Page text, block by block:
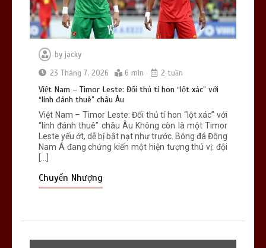
by jacky
23 Tháng 7, 2026
6 min 2 tuần
Việt Nam – Timor Leste: Đối thủ tí hon “lột xác” với
“lính đánh thuê” châu Âu
Việt Nam – Timor Leste: Đối thủ tí hon “lột xác” với
“lính đánh thuê” châu Âu Không còn là một Timor
Leste yếu ớt, dễ bị bắt nạt như trước. Bóng đá Đông
Nam Á đang chứng kiến một hiện tượng thú vị: đội
Chuyển Nhượng